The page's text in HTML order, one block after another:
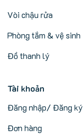
Vòi chậu rửa
Phòng tắm & vệ sinh
Đồ thanh lý
Tài khoản
Đăng nhập/ Đăng ký
Đơn hàng